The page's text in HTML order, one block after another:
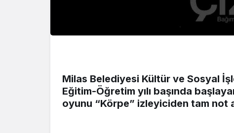
Milas Belediyesi Kültür ve Sosyal
Eğitim-Öğretim yılı başında
oyunu “Körpe” izleyiciden tam not